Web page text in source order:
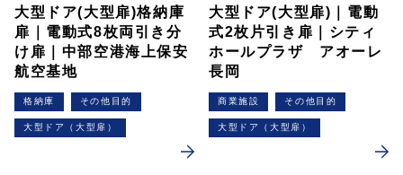
大型ドア(大型扉)格納庫
扉｜電動式8枚両引き分
け扉｜中部空港海上保安
航空基地
格納庫 その他目的
大型ドア（大型扉）
大型ドア(大型扉)｜電動
式2枚片引き扉｜シティ
ホールプラザ アオーレ
長岡
商業施設 その他目的
大型ドア（大型扉）